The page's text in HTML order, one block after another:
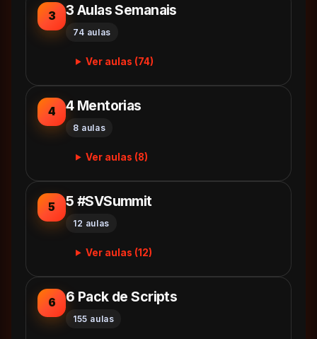
3 3 Aulas Semanais
74 aulas
Ver aulas (74)
4 4 Mentorias
8 aulas
Ver aulas (8)
5 5 #SVSummit
12 aulas
Ver aulas (12)
6 6 Pack de Scripts
155 aulas